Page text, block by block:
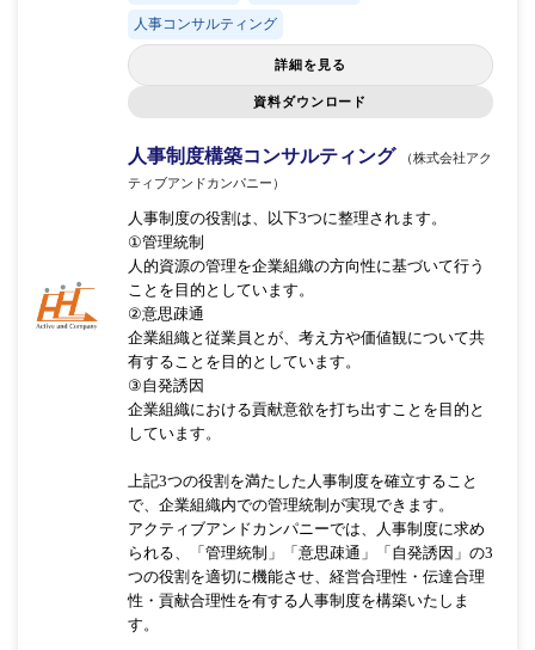
人事コンサルティング
詳細を見る
資料ダウンロード
人事制度構築コンサルティング
（株式会社アク
ティブアンドカンパニー）
人事制度の役割は、以下3つに整理されます。
①管理統制
人的資源の管理を企業組織の方向性に基づいて行う
ことを目的としています。
②意思疎通
企業組織と従業員とが、考え方や価値観について共
有することを目的としています。
③自発誘因
企業組織における貢献意欲を打ち出すことを目的と
しています。
上記3つの役割を満たした人事制度を確立すること
で、企業組織内での管理統制が実現できます。
アクティブアンドカンパニーでは、人事制度に求め
られる、「管理統制」「意思疎通」「自発誘因」の3
つの役割を適切に機能させ、経営合理性・伝達合理
性・貢献合理性を有する人事制度を構築いたしま
す。